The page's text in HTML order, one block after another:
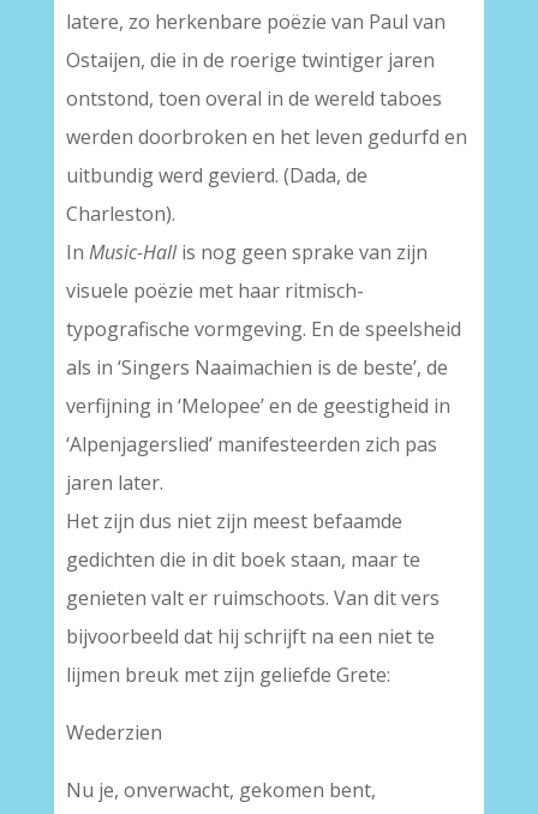
latere, zo herkenbare poëzie van Paul van
Ostaijen, die in de roerige twintiger jaren
ontstond, toen overal in de wereld taboes
werden doorbroken en het leven gedurfd en
uitbundig werd gevierd. (Dada, de
Charleston).
In Music-Hallis nog geen sprake van zijn
visuele poëzie met haar ritmisch-
typografische vormgeving. En de speelsheid
als in ‘Singers Naaimachien is de beste’, de
verfijning in ‘Melopee’ en de geestigheid in
‘Alpenjagerslied’ manifesteerden zich pas
jaren later.
Het zijn dus niet zijn meest befaamde
gedichten die in dit boek staan, maar te
genieten valt er ruimschoots. Van dit vers
bijvoorbeeld dat hij schrijft na een niet te
lijmen breuk met zijn geliefde Grete:
Wederzien
Nu je, onverwacht, gekomen bent,